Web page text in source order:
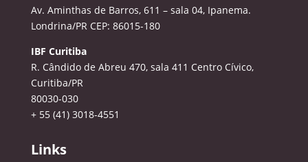
Av. Aminthas de Barros, 611 – sala 04, Ipanema.
Londrina/PR CEP: 86015-180
IBF Curitiba
R. Cândido de Abreu 470, sala 411 Centro Cívico,
Curitiba/PR
80030-030
+ 55 (41) 3018-4551
Links